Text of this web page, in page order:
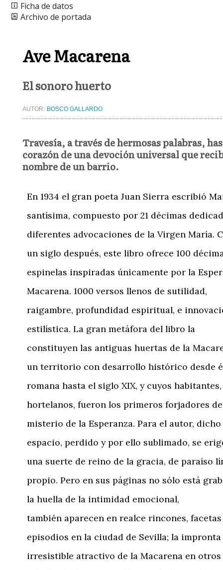
Ficha de datos
Archivo de portada
Ave Macarena
El sonoro huerto
AUTOR: BOSCO GALLARDO
Travesía, a través de hermosas palabras,
corazón de una devoción universal que
nombre de un barrio.
En 1934 el gran poeta Juan Sierra escribió
santísima, compuesto por 21 décimas
diferentes advocaciones de la Virgen María.
un siglo después, este libro ofrece 100
espinelas inspiradas únicamente por la
Macarena. 1000 versos llenos de sutilidad,
raigambre, profundidad espiritual, e
estilística. La gran metáfora del libro la
constituyen las antiguas huertas de la
un territorio con desarrollo histórico desde
romana hasta el siglo XIX, y cuyos
hortelanos, fueron los primeros forjadores
misterio de la Esperanza. Para el autor, dicho
espacio, perdido y por ello sublimado, se
una suerte de reino de la gracia, de paraíso
propio. Pero en sus páginas no sólo está
la huella de la intimidad emocional,
también aparecen en realce rincones, facetas
episodios en la ciudad de Sevilla; la
irresistible atractivo de la Macarena en otros